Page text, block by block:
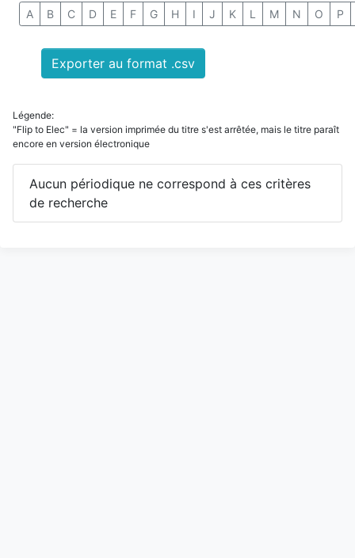
A B C D E F G H I J K L M N O P
Exporter au format .csv
Légende:
"Flip to Elec" = la version imprimée du titre s'est arrêtée, mais le titre paraît
encore en version électronique
Aucun périodique ne correspond à ces critères
de recherche